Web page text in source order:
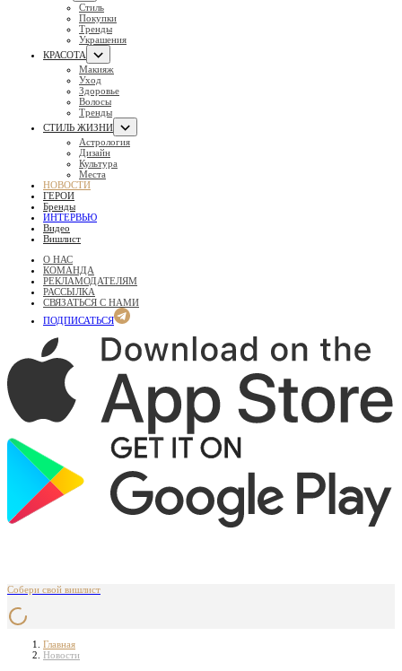
Стиль
Покупки
Тренды
Украшения
КРАСОТА
Макияж
Уход
Здоровье
Волосы
Тренды
СТИЛЬ ЖИЗНИ
Астрология
Дизайн
Культура
Места
НОВОСТИ
ГЕРОИ
Бренды
ИНТЕРВЬЮ
Видео
Вишлист
О НАС
КОМАНДА
РЕКЛАМОДАТЕЛЯМ
РАССЫЛКА
СВЯЗАТЬСЯ С НАМИ
ПОДПИСАТЬСЯ
Собери свой вишлист
Главная
Новости